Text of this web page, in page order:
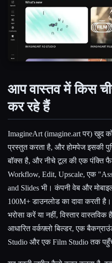
Esc
आप वास्तव में किस
कर रहे हैं
ImagineArt (imagine.art पर) खुद
प्रस्तुत करता है, और होमपेज इसकी
बॉक्स है, और नीचे टूल की एक पंक्ति
Workflow, Edit, Upscale, एक
and Slides भी। कंपनी वेब और
100M+ डाउनलोड का दावा करती
भरोसा करें या नहीं, विस्तार
आधारित वर्कफ़्लो बिल्डर, एक
Studio और एक Film Studio तक